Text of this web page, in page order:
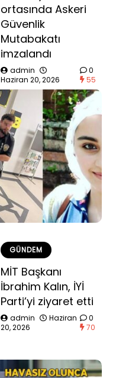
ortasında Askeri
Güvenlik
Mutabakatı
imzalandı
admin
Haziran 20, 2026
0
55
GÜNDEM
MİT Başkanı
İbrahim Kalın, İYİ
Parti’yi ziyaret etti
admin
Haziran
20, 2026
0
70